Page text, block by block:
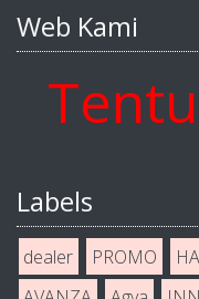
Web Kami
Labels
dealer PROMO